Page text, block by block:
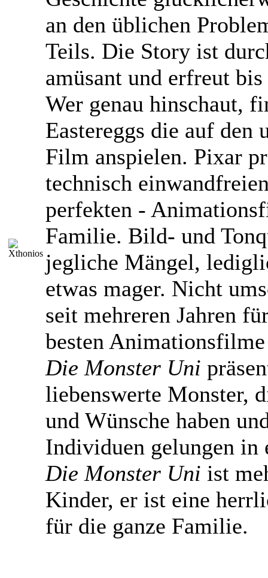
an den üblichen
Teils. Die Story ist
amüsant und erfreut
Wer genau hinschaut,
Eastereggs die auf den
Film anspielen. Pixar
technisch
perfekten -
Familie. Bild- und
jegliche Mängel,
etwas mager. Nicht
seit mehreren Jahren
besten
Die Monster Uni
liebenswerte Monster,
und Wünsche haben
Individuen gelungen
Die Monster Uni ist
Kinder, er ist eine
für die ganze Familie.